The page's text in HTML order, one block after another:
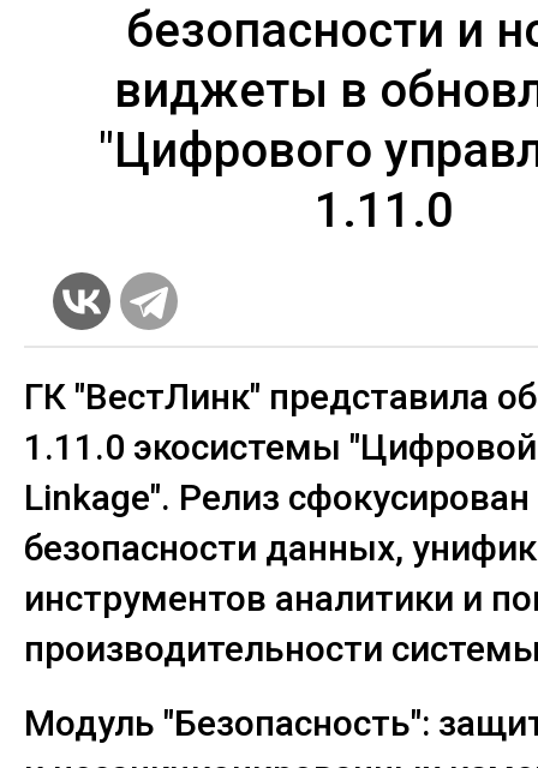
безопасности и
виджеты в
"Цифрового
1.11.0
ГК "ВестЛинк" представила
1.11.0 экосистемы
Linkage". Релиз сфокусирован
безопасности данных,
инструментов аналитики и
производительности
Модуль "Безопасность":